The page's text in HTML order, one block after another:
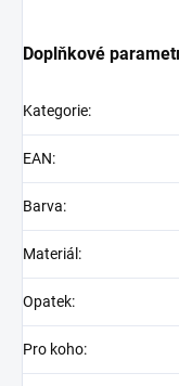
Doplňkové
Kategorie:
EAN:
Barva:
Materiál :
Opatek:
Pro koho: